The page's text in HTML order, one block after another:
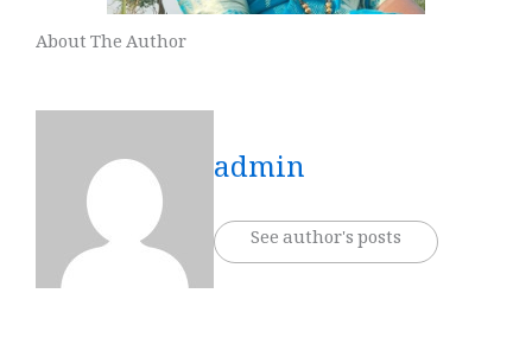
About The Author
admin
See author's posts